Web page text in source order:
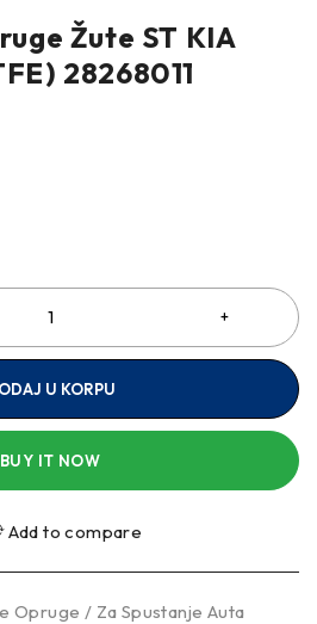
Žute ST KIA
28268011
U KORPU
BUY IT NOW
Add to compare
Opruge / Za Spustanje Auta